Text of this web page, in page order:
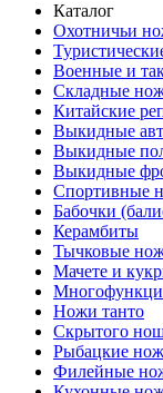
Каталог
Охотничьи
Военные и
Складные
Китайские
Выкидные
Выкидные
Выкидные
Спортивные
Бабочки
Керамбиты
Тычковые
Мачете и
Ножи танто
Скрытого
Рыбацкие
Филейные